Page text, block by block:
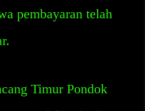
pembayaran telah
Timur Pondok